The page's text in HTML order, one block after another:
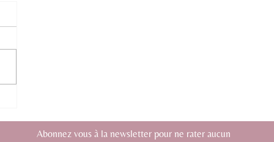
Abonnez vous à la newsletter pour ne rater aucun